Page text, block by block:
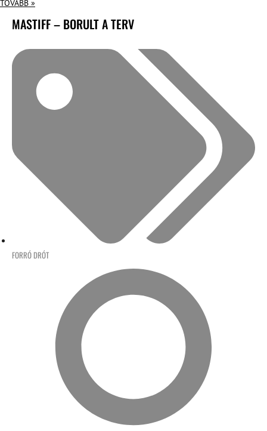
TOVÁBB »
MASTIFF – BORULT A TERV
FORRÓ DRÓT